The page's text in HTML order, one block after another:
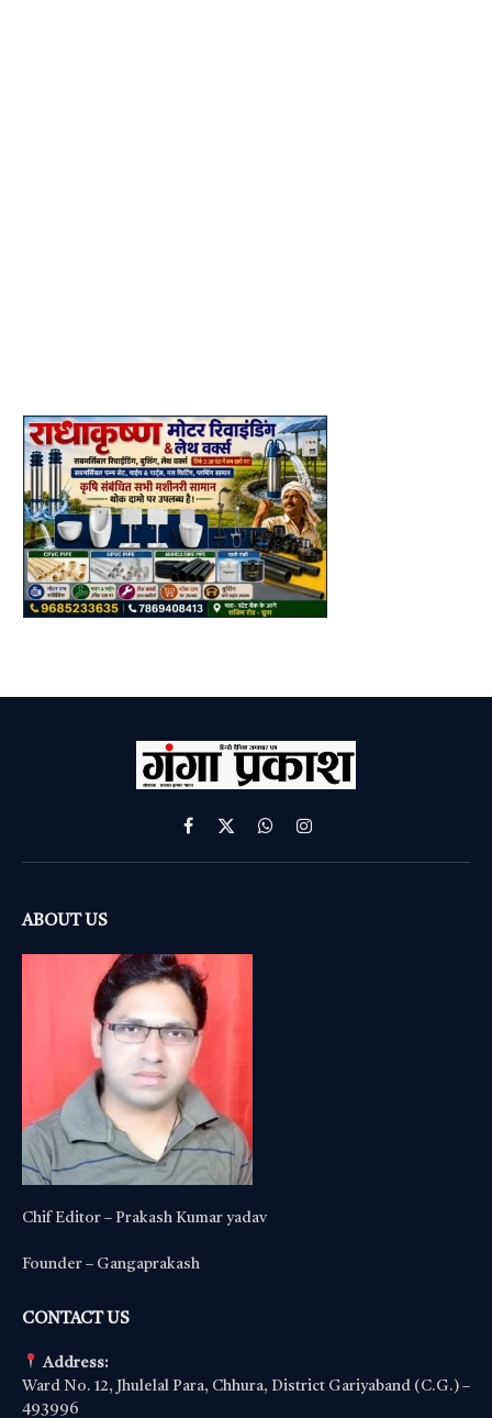
Facebook
X
WhatsAppInstagram
ABOUT US
Chif Editor – Prakash Kumar yadav
Founder – Gangaprakash
CONTACT US
Address:
Ward No. 12, Jhulelal Para, Chhura, District Gariyaband (C.G.) –
493996